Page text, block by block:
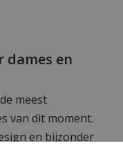
dames en
meest
van dit moment.
en bijzonder